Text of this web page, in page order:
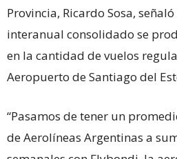
Provincia, Ricardo Sosa,
interanual consolidado se
en la cantidad de vuelos
Aeropuerto de Santiago del
“Pasamos de tener un
de Aerolíneas Argentinas a